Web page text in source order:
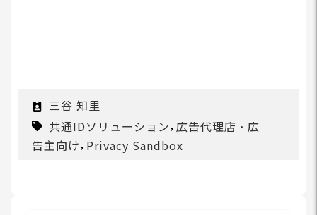
三谷 知里
共通IDソリューション, 広告代理店・広
告主向け, Privacy Sandbox